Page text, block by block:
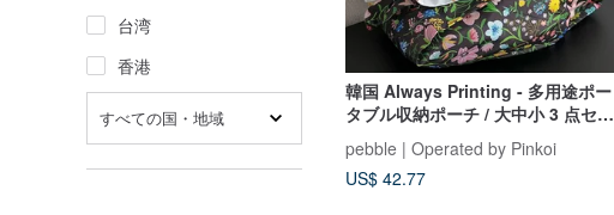
台湾
香港
すべての国・地域
韓国 Always Printing - 多用途ポー
タブル収納ポーチ / 大中小 3 点セッ
ト - 全 2 種
pebble | Operated by Pinkoi
US$ 42.77